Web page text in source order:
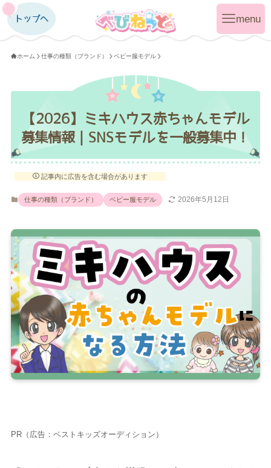
トップへ
トップへ
ホーム 仕事の種類（ブランド） ベビー服モデル
【2026】ミキハウス赤ちゃんモデル
募集情報｜SNSモデルを一般募集中！
記事内に広告を含む場合があります
仕事の種類（ブランド） ベビー服モデル 2026年5月12日
PR（広告：ベストキッズオーディション）